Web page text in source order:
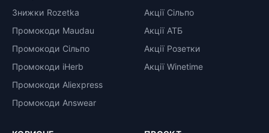
Знижки Rozetka
Промокоди Maudau
Промокоди Сільпо
Промокоди iHerb
Промокоди Aliexpress
Промокоди Answear
Акції Сільпо
Акції АТБ
Акції Розетки
Акції Winetime